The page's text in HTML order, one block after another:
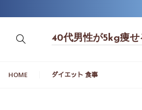
40代男性が5kg痩せ
HOME ダイエット 食事